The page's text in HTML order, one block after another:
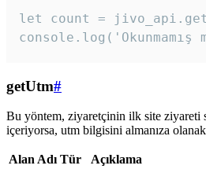
let count =
getUtm#
Bu yöntem, ziyaretçinin ilk site ziyareti
içeriyorsa, utm bilgisini almanıza olanak
Alan Adı Tür
Açıklama